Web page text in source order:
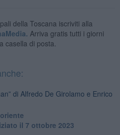
della Toscana iscriviti alla
Arriva gratis tutti i giorni
casella di posta.
di Alfredo De Girolamo e Enrico
il 7 ottobre 2023